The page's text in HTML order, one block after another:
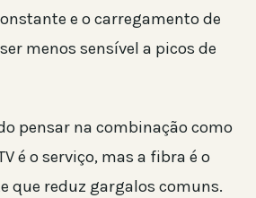
e o carregamento de
menos sensível a picos de
pensar na combinação como
é o serviço, mas a fibra é o
que reduz gargalos comuns.